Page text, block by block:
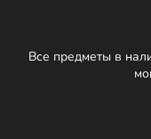
Все предметы в